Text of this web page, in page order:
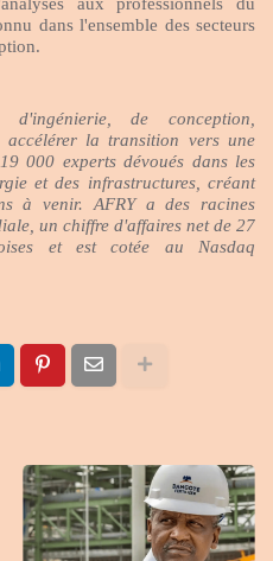
dans l'ensemble des secteurs
de conception,
la transition vers une
000 experts dévoués dans les
et des infrastructures, créant
à venir. AFRY a des racines
un chiffre d'affaires net de 27
et est cotée au Nasdaq